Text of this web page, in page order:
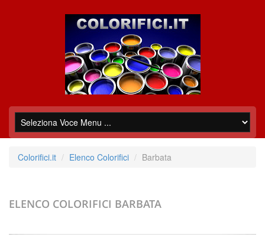
Colorifici.it Elenco Colorifici Barbata
ELENCO COLORIFICI BARBATA